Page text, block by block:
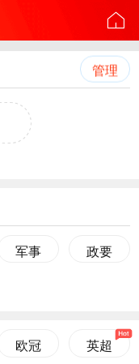
管理
军事 政要
欧冠 英超